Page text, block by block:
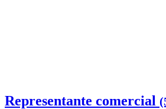
Representante comercial